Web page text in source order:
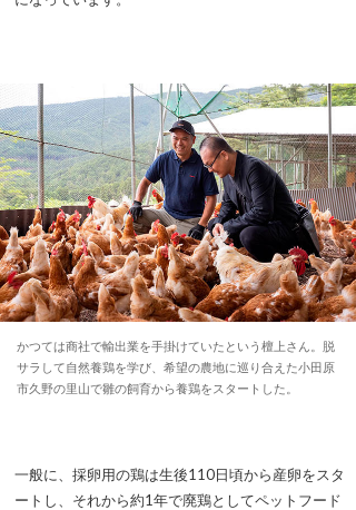
かつては商社で輸出業を手掛けていたという檀上さん。脱
サラして自然養鶏を学び、希望の農地に巡り合えた小田原
市久野の里山で雛の飼育から養鶏をスタートした。
一般に、採卵用の鶏は生後110日頃から産卵をスタ
ートし、それから約1年で廃鶏としてペットフード